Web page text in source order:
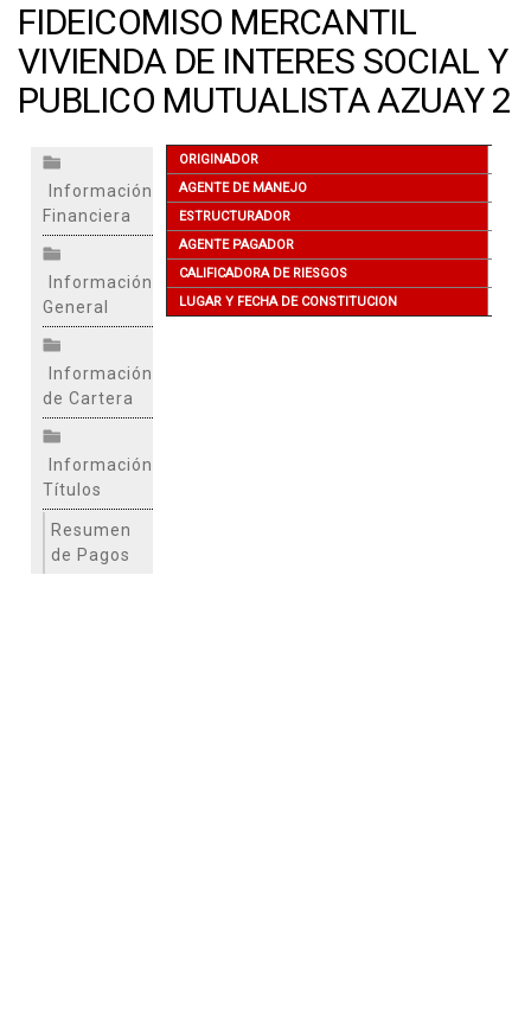
FIDEICOMISO MERCANTIL
VIVIENDA DE INTERES SOCIAL Y
PUBLICO MUTUALISTA AZUAY 2